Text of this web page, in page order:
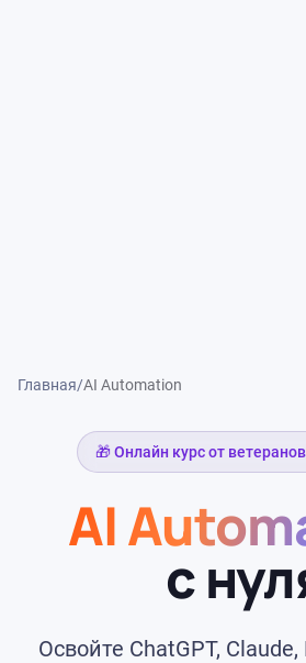
Главная/AI Automation
🎁 Онлайн курс от
AI
с
Освойте ChatGPT,